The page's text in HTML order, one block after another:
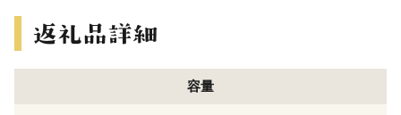
容量